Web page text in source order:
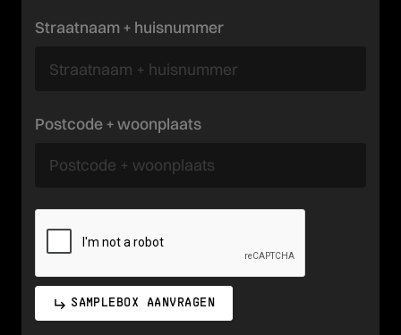
Straatnaam + huisnummer
Postcode + woonplaats
SAMPLEBOX AANVRAGEN